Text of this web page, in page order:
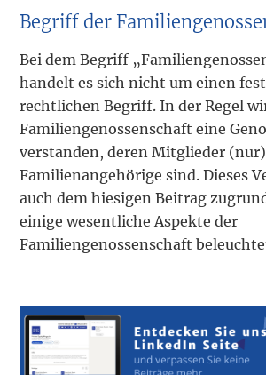
Begriff der
Bei dem Begriff
handelt es sich nicht um einen
rechtlichen Begriff. In der Regel
Familiengenossenschaft eine
verstanden, deren Mitglieder (nur)
Familienangehörige sind. Dieses
auch dem hiesigen Beitrag
einige wesentliche Aspekte der
Familiengenossenschaft